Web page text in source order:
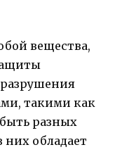
вещества,
такими как
разных
обладает